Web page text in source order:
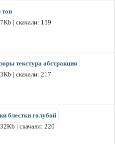
| скачали: 159
текстура абстракция
| скачали: 217
блестки голубой
| скачали: 220